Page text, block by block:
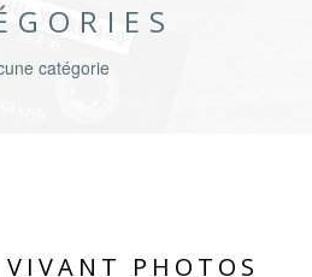
catégorie
VIVANT PHOTOS